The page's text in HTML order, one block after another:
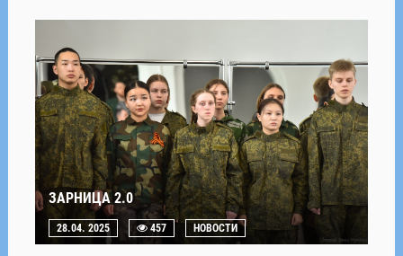
ЗАРНИЦА 2.0
28.04. 2025 457 НОВОСТИ